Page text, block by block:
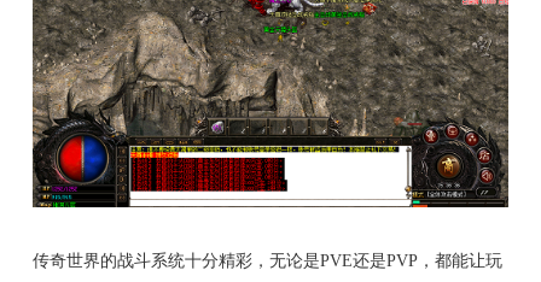
传奇世界的战斗系统十分精彩，无论是PVE还是PVP，都能让玩